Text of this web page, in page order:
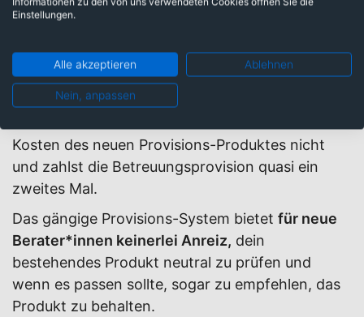
abgeschlossen hast,über die gesamte Laufzeit
Jahren noch zufrieden bist oder nicht.
Wenn du deine/n Berater/in wechselst, musst du
oft
doppelt bezahlen.
Etwa, wenn dir der Neue
Kosten des neuen Provisions-Produktes nicht
und zahlst die Betreuungsprovision quasi ein
zweites Mal.
Das gängige Provisions-System bietet für neue
Berater*innen keinerlei Anreiz, dein
bestehendes Produkt neutral zu prüfen und
wenn es passen sollte, sogar zu empfehlen, das
Produkt zu behalten.
Einstellungen.
Alle akzeptieren Ablehnen
Nein, anpassen